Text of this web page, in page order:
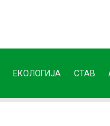
ЕКОЛОГИЈА СТАВ